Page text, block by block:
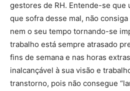
gestores de RH. Entende-se que
que sofra desse mal, não
nem o seu tempo tornando-se
trabalho está sempre atrasado
fins de semana e nas horas
inalcançável à sua visão e
transtorno, pois não consegue